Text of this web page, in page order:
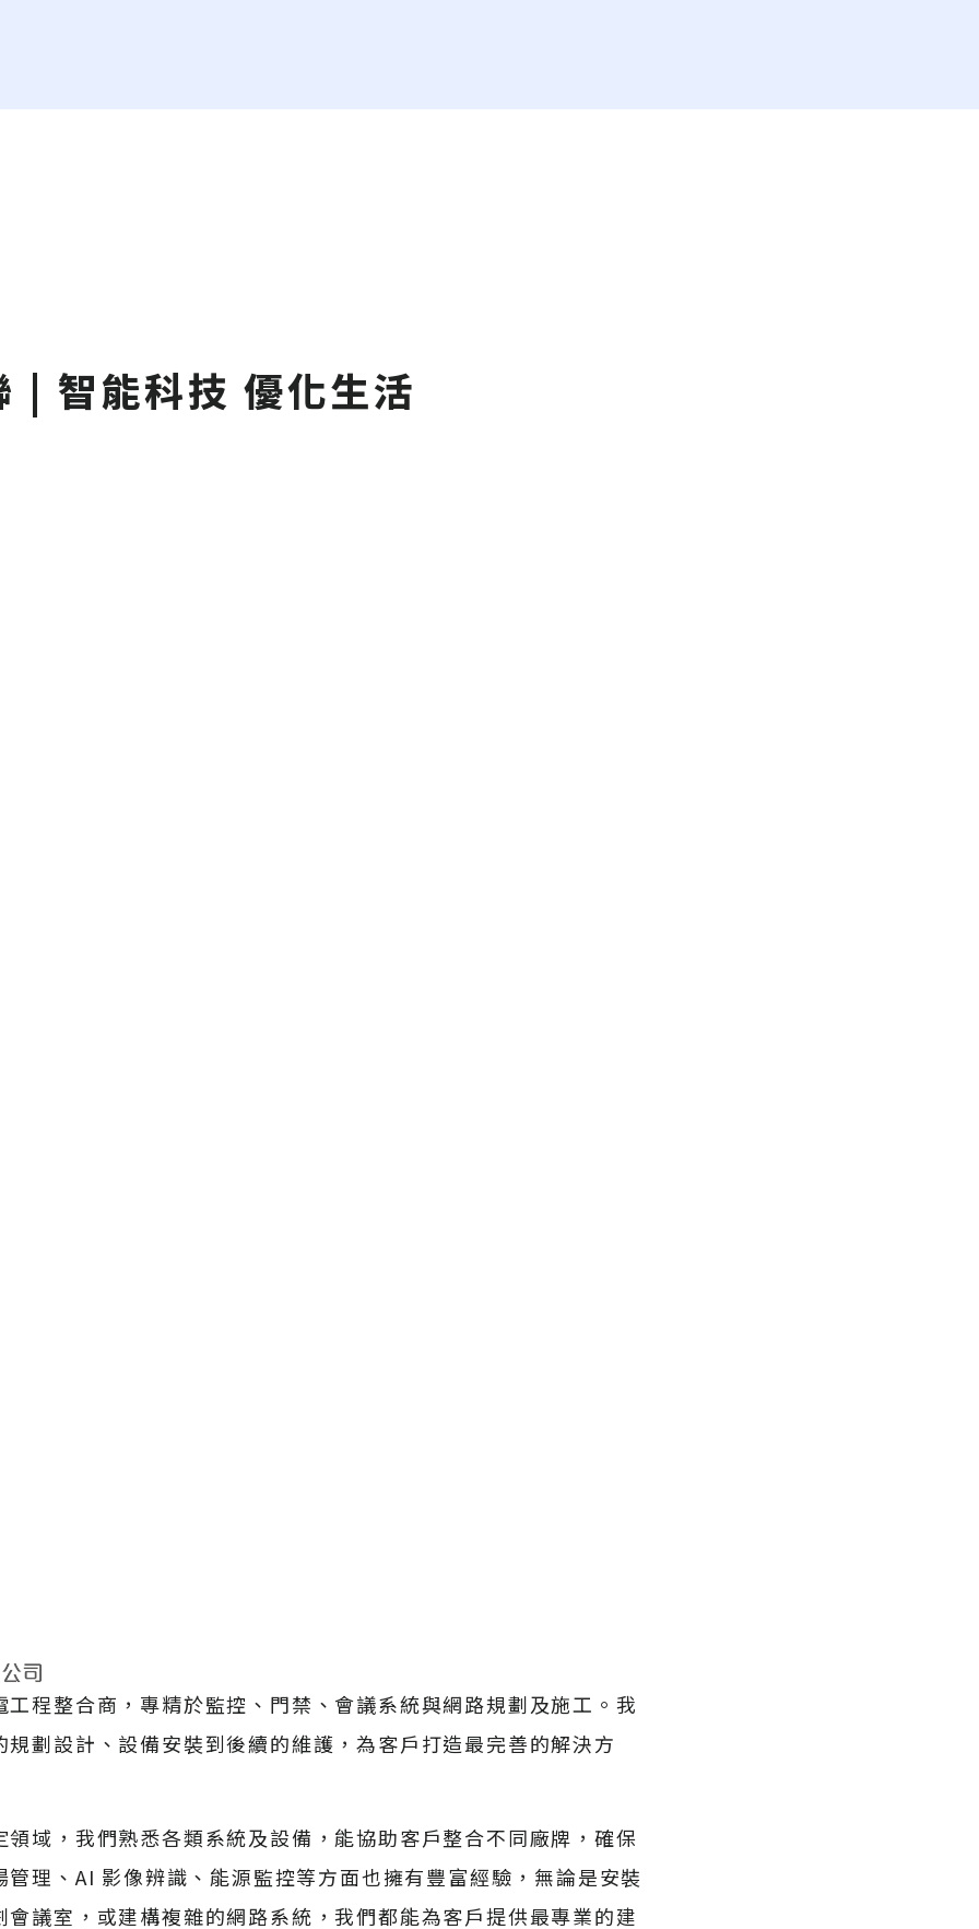
| 智能科技 優化生活
程整合商，專精於監控、門禁、會議系統與網路規劃及施工。我
劃設計、設備安裝到後續的維護，為客戶打造最完善的解決方
域，我們熟悉各類系統及設備，能協助客戶整合不同廠牌，確保
理、AI 影像辨識、能源監控等方面也擁有豐富經驗，無論是安裝
議室，或建構複雜的網路系統，我們都能為客戶提供最專業的建